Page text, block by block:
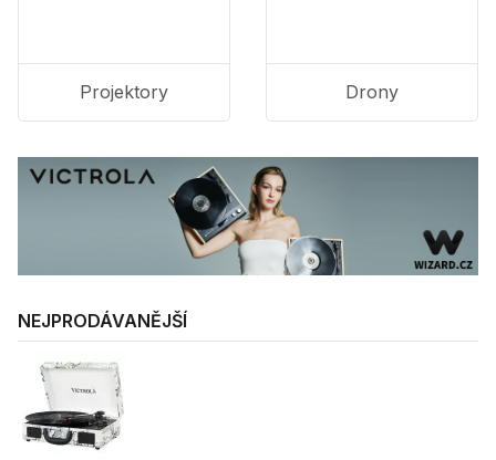
Projektory Drony
NEJPRODÁVANĚJŠÍ